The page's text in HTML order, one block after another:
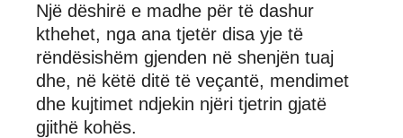
Një dëshirë e madhe për të dashur
kthehet, nga ana tjetër disa yje të
rëndësishëm gjenden në shenjën tuaj
dhe, në këtë ditë të veçantë, mendimet
dhe kujtimet ndjekin njëri tjetrin gjatë
gjithë kohës.